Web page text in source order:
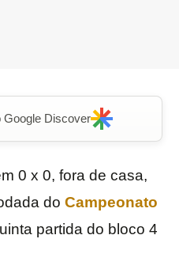
Google Discover
0 x 0, fora de casa,
do Campeonato
partida do bloco 4